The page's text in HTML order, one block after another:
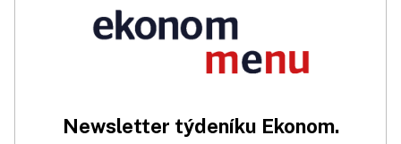
Newsletter týdeníku Ekonom.